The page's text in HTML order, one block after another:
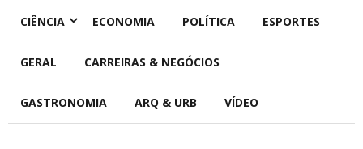
CIÊNCIA ECONOMIA POLÍTICA ESPORTES
GERAL CARREIRAS & NEGÓCIOS
GASTRONOMIA ARQ & URB VÍDEO